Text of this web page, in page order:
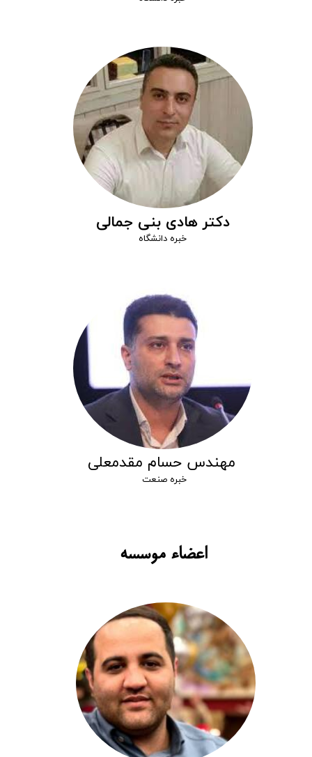
دکتر هادی بنی جمالی
خبره دانشگاه
​مهندس حسام مقدمعلی
خبره صنعت
اعضاء موسسه